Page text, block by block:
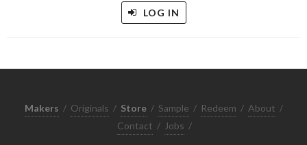
LOG IN
Makers / Originals / Store / Sample / Redeem / About /
Contact / Jobs /